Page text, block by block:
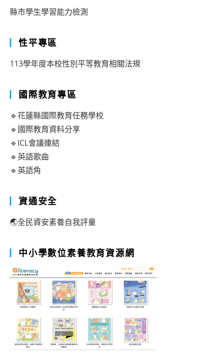
縣市學生學習能力檢測
性平專區
113學年度本校性別平等教育相關法規
國際教育專區
🔹花蓮縣國際教育任務學校
🔹國際教育資料分享
🔹ICL會議連結
🔹英語歌曲
🔹英語角
資通安全
🌏全民資安素養自我評量
中小學數位素養教育資源網